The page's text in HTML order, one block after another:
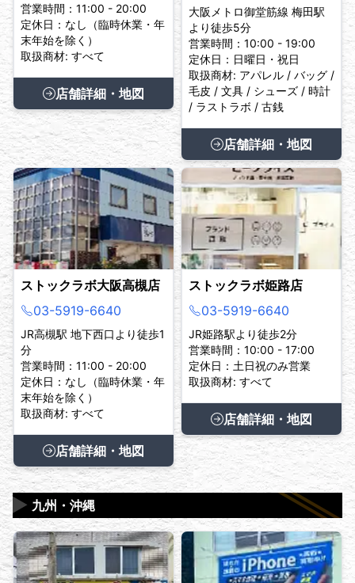
営業時間：11:00 - 20:00
定休日：なし（臨時休業・年
末年始を除く）
取扱商材: すべて
店舗詳細・地図
大阪メトロ御堂筋線 梅田駅
より徒歩5分
営業時間：10:00 - 19:00
定休日：日曜日・祝日
取扱商材: アパレル / バッグ /
毛皮 / 文具 / シューズ / 時計
/ ラストラボ / 古銭
店舗詳細・地図
ストックラボ大阪高槻店
03-5919-6640
JR高槻駅 地下西口より徒歩1
分
営業時間：11:00 - 20:00
定休日：なし（臨時休業・年
末年始を除く）
取扱商材: すべて
店舗詳細・地図
ストックラボ姫路店
03-5919-6640
JR姫路駅より徒歩2分
営業時間：10:00 - 17:00
定休日：土日祝のみ営業
取扱商材: すべて
店舗詳細・地図
九州・沖縄
▶